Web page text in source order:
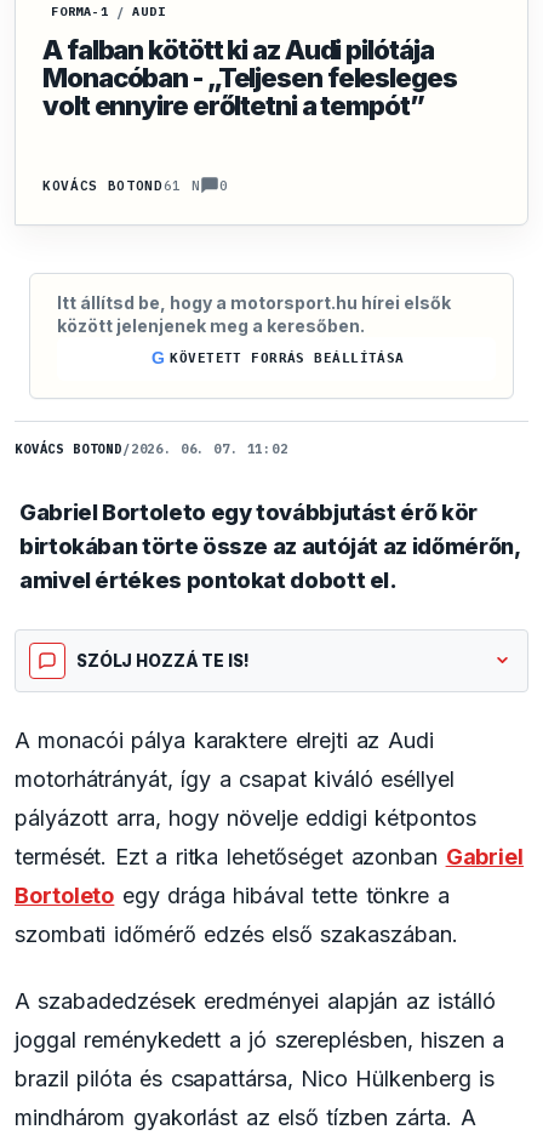
FORMA-1 / AUDI
A falban kötött ki az Audi pilótája
Monacóban - „Teljesen felesleges
volt ennyire erőltetni a tempót”
KOVÁCS BOTOND 61 N 0
Itt állítsd be, hogy a motorsport.hu hírei elsők
között jelenjenek meg a keresőben.
G KÖVETETT FORRÁS BEÁLLÍTÁSA
KOVÁCS BOTOND/2026. 06. 07. 11:02
Gabriel Bortoleto egy továbbjutást érő kör
birtokában törte össze az autóját az időmérőn,
amivel értékes pontokat dobott el.
SZÓLJ HOZZÁ TE IS!
A monacói pálya karaktere elrejti az Audi
motorhátrányát, így a csapat kiváló eséllyel
pályázott arra, hogy növelje eddigi kétpontos
termését. Ezt a ritka lehetőséget azonban Gabriel
Bortoleto egy drága hibával tette tönkre a
szombati időmérő edzés első szakaszában.
A szabadedzések eredményei alapján az istálló
joggal reménykedett a jó szereplésben, hiszen a
brazil pilóta és csapattársa, Nico Hülkenberg is
mindhárom gyakorlást az első tízben zárta. A